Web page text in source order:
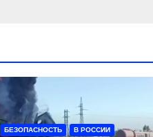
БЕЗОПАСНОСТЬ В РОССИИ